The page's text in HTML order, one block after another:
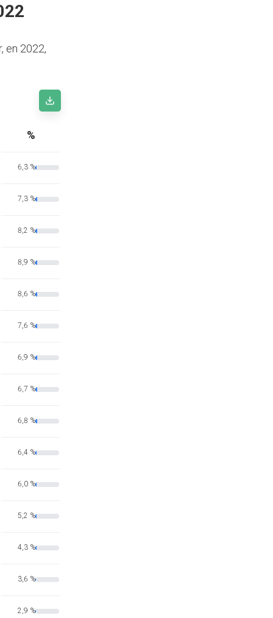
en 2022,
%
6,3 %
7,3 %
8,2 %
8,9 %
8,6 %
7,6 %
6,9 %
6,7 %
6,8 %
6,4 %
6,0 %
5,2 %
4,3 %
3,6 %
2,9 %